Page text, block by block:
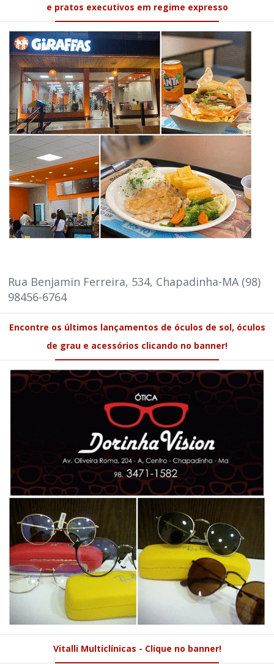
e pratos executivos em regime expresso
Rua Benjamin Ferreira, 534, Chapadinha-MA (98)
98456-6764
Encontre os últimos lançamentos de óculos de sol, óculos
de grau e acessórios clicando no banner!
Vitalli Multiclínicas - Clique no banner!